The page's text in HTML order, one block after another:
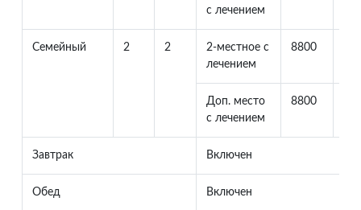
с лечением
Семейный 2 2
2-местное с
лечением
8800
Доп. место
с лечением
8800
Завтрак Включен
Обед Включен